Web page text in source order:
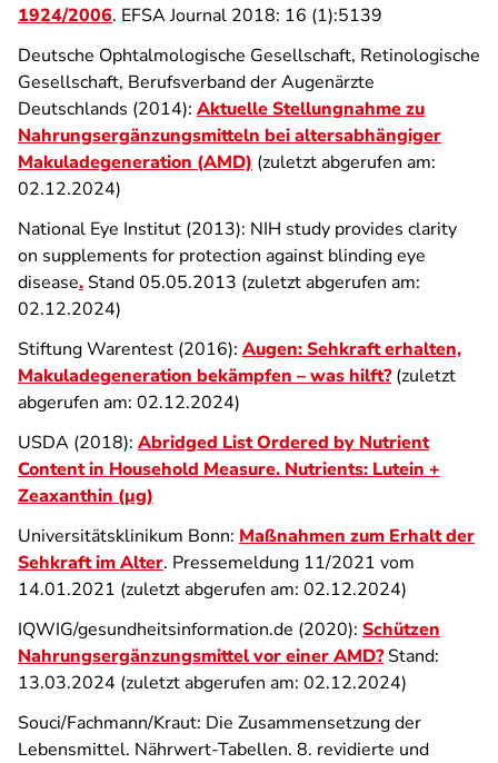
1924/2006. EFSA Journal 2018: 16 (1):5139
Deutsche Ophtalmologische Gesellschaft, Retinologische
Gesellschaft, Berufsverband der Augenärzte
Deutschlands (2014): Aktuelle Stellungnahme zu
Nahrungsergänzungsmitteln bei altersabhängiger
Makuladegeneration (AMD) (zuletzt abgerufen am:
02.12.2024)
National Eye Institut (2013): NIH study provides clarity
on supplements for protection against blinding eye
disease. Stand 05.05.2013 (zuletzt abgerufen am:
02.12.2024)
Stiftung Warentest (2016): Augen: Sehkraft erhalten,
Makuladegeneration bekämpfen – was hilft?(zuletzt
abgerufen am: 02.12.2024)
USDA (2018): Abridged List Ordered by Nutrient
Content in Household Measure. Nutrients: Lutein +
Zeaxanthin (µg)
Universitätsklinikum Bonn: Maßnahmen zum Erhalt der
Sehkraft im Alter. Pressemeldung 11/2021 vom
14.01.2021 (zuletzt abgerufen am: 02.12.2024)
IQWIG/gesundheitsinformation.de (2020): Schützen
Nahrungsergänzungsmittel vor einer AMD?Stand:
13.03.2024 (zuletzt abgerufen am: 02.12.2024)
Souci/Fachmann/Kraut: Die Zusammensetzung der
Lebensmittel. Nährwert-Tabellen. 8. revidierte und